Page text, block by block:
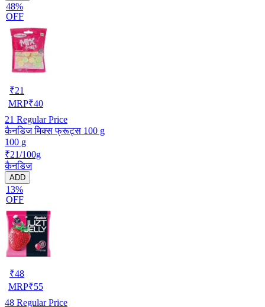
48%
OFF
₹21
MRP₹40
21 Regular Price
कैनडिज मिक्स फ्रूट्स 100 g
100 g
₹21/100g
कैनडिज
ADD
13%
OFF
₹48
MRP₹55
48 Regular Price